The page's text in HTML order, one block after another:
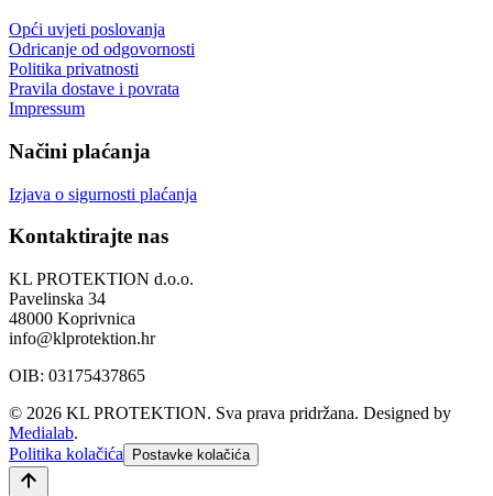
Opći uvjeti poslovanja
Odricanje od odgovornosti
Politika privatnosti
Pravila dostave i povrata
Impressum
Načini plaćanja
Izjava o sigurnosti plaćanja
Kontaktirajte nas
KL PROTEKTION d.o.o.
Pavelinska 34
48000 Koprivnica
info@klprotektion.hr
OIB: 03175437865
© 2026 KL PROTEKTION. Sva prava pridržana. Designed by
Medialab.
Politika kolačića
Postavke kolačića